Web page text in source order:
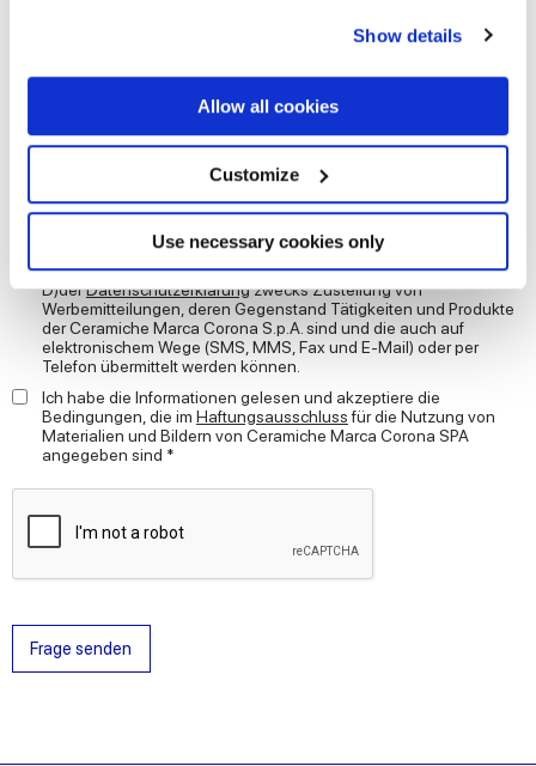
If you allow, we would also like to:
Collect information about your geographical
location which can be accurate to within several
Identify your device by actively scanning it for
specific characteristics (fingerprinting)
Find out more about how your personal data is processed
and set your preferences in thedetails section.
We use cookies to personalise content and ads, to
provide social media features and to analyse our traffic.
our social media, advertising and analytics partners who
may combine it with other information that you’ve
provided to them or that they’ve collected from your use
of their services.
Show details
Allow all cookies
Customize
Use necessary cookies only
Ich erkläre mich mit der Nutzung meiner personenbezogenen
Daten zur Bearbeitung meiner Anfrage gemäß Buchstabe C) der
einverstandenDatenschutzerklärungeinverstanden. *
Ich erteile meine EINWILLIGUNG in die Verarbeitung meiner
personenbezogenen Daten zu Marketingzwecken Buchstabe
D)derDatenschutzerklärungzwecks Zustellung von
Werbemitteilungen, deren Gegenstand Tätigkeiten und Produkte
der Ceramiche Marca Corona S.p.A. sind und die auch auf
elektronischem Wege (SMS, MMS, Fax und E-Mail) oder per
Telefon übermittelt werden können.
Ich habe die Informationen gelesen und akzeptiere die
Bedingungen, die im Haftungsausschlussfür die Nutzung von
Materialien und Bildern von Ceramiche Marca Corona SPA
angegeben sind *
Frage senden